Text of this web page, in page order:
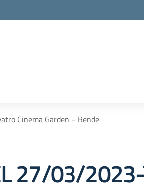
Cinema Garden – Rende
27/03/